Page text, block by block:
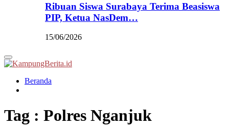
Ribuan Siswa Surabaya Terima Beasiswa
PIP, Ketua NasDem…
15/06/2026
Primary
Menu
Beranda
Tag : Polres Nganjuk